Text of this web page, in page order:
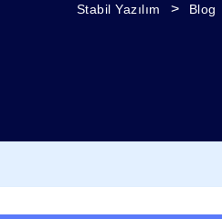
Stabil Yazılım > Blog